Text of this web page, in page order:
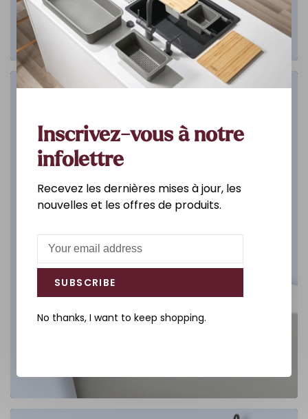
DÉCOUVREZ
Inscrivez-vous à notre
infolettre
Recevez les dernières mises à jour, les
nouvelles et les offres de produits.
SUBSCRIBE
No thanks, I want to keep shopping.